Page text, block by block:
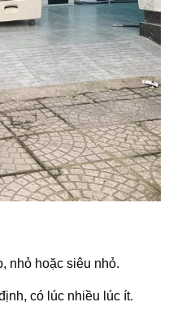
nhỏ hoặc siêu nhỏ.
có lúc nhiều lúc ít.